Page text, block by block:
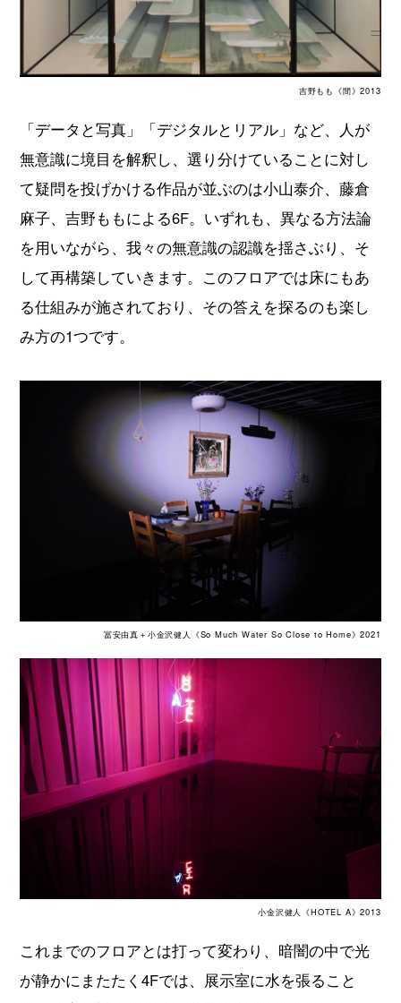
吉野もも《間》2013
「データと写真」「デジタルとリアル」など、人が
無意識に境目を解釈し、選り分けていることに対し
て疑問を投げかける作品が並ぶのは小山泰介、藤倉
麻子、吉野ももによる6F。いずれも、異なる方法論
を用いながら、我々の無意識の認識を揺さぶり、そ
して再構築していきます。このフロアでは床にもあ
る仕組みが施されており、その答えを探るのも楽し
み方の1つです。
冨安由真＋小金沢健人《So Much Water So Close to Home》2021
小金沢健人《HOTEL A》2013
これまでのフロアとは打って変わり、暗闇の中で光
が静かにまたたく4Fでは、展示室に水を張ること